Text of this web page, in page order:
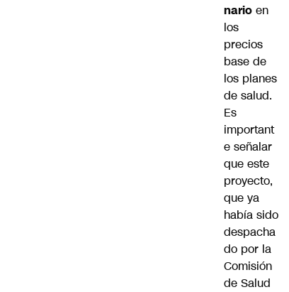
nario en
los
precios
base de
los planes
de salud.
Es
important
e señalar
que este
proyecto,
que ya
había sido
despacha
do por la
Comisión
de Salud